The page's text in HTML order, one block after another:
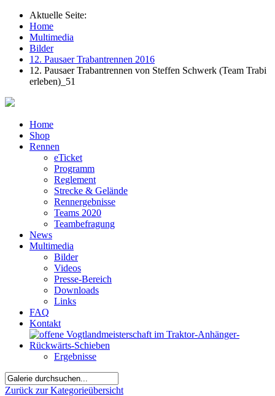
Aktuelle Seite:
Home
Multimedia
Bilder
12. Pausaer Trabantrennen 2016
12. Pausaer Trabantrennen von Steffen Schwerk (Team Trabi
erleben)_51
Home
Shop
Rennen
eTicket
Programm
Reglement
Strecke & Gelände
Rennergebnisse
Teams 2020
Teambefragung
News
Multimedia
Bilder
Videos
Presse-Bereich
Downloads
Links
FAQ
Kontakt
Ergebnisse
Zurück zur Kategorieübersicht